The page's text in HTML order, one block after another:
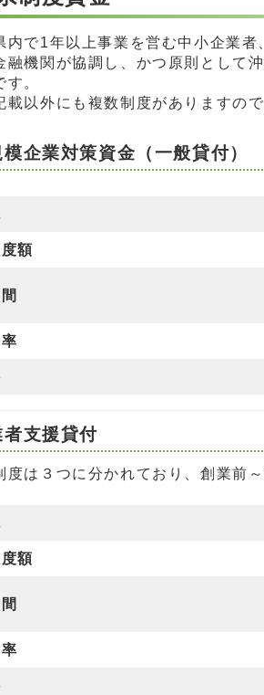
内で1年以上事業を営む中小企業
融機関が協調し、かつ原則として
す。
載以外にも複数制度がありますの
企業対策資金（一般貸付）
額
支援貸付
度は３つに分かれており、創業前
額